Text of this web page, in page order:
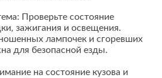
Проверьте состояние
зажигания и освещения.
лампочек и сгоревших
для безопасной езды.
на состояние кузова и